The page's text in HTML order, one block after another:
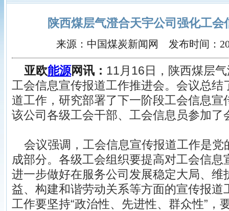
陕西煤层气澄合天宇公司强化工
来源：中国煤炭新闻网 发布时间：
亚欧能源网讯： 11月16日，陕西煤层
工会信息宣传报道工作推进会。会议总结
道工作，研究部署了下一阶段工会信息宣
该公司各级工会干部、工会信息员参加
会议强调，工会信息宣传报道工作是党
成部分。各级工会组织要提高对工会信
进一步做好在服务公司发展稳定大局、维
益、构建和谐劳动关系等方面的宣传报道
工作要坚持“政治性、先进性、群众性”，